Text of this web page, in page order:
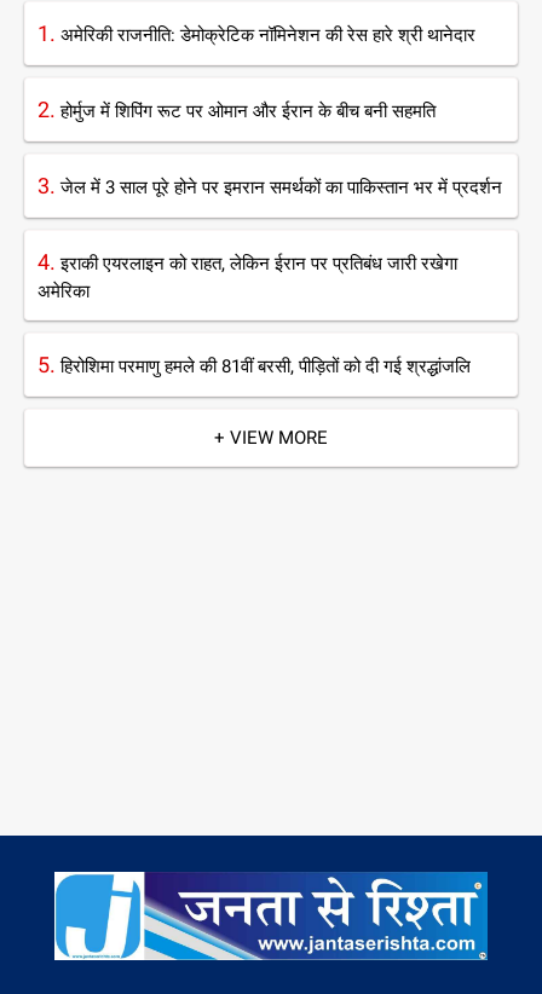
1. अमेरिकी राजनीति: डेमोक्रेटिक नॉमिनेशन की रेस हारे श्री थानेदार
2.होर्मुज में शिपिंग रूट पर ओमान और ईरान के बीच बनी सहमति
3.जेल में 3 साल पूरे होने पर इमरान समर्थकों का पाकिस्तान भर में प्रदर्शन
4.इराकी एयरलाइन को राहत, लेकिन ईरान पर प्रतिबंध जारी रखेगा
अमेरिका
5.हिरोशिमा परमाणु हमले की 81वीं बरसी, पीड़ितों को दी गई श्रद्धांजलि
+ VIEW MORE